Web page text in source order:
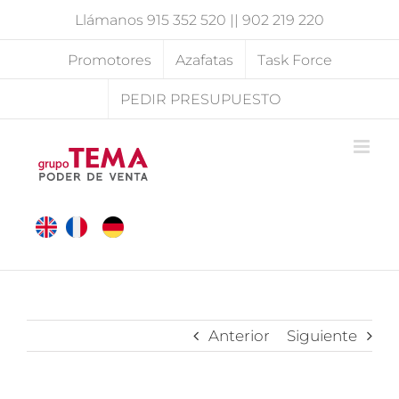
Llámanos 915 352 520 || 902 219 220
Promotores Azafatas Task Force
PEDIR PRESUPUESTO
Anterior Siguiente